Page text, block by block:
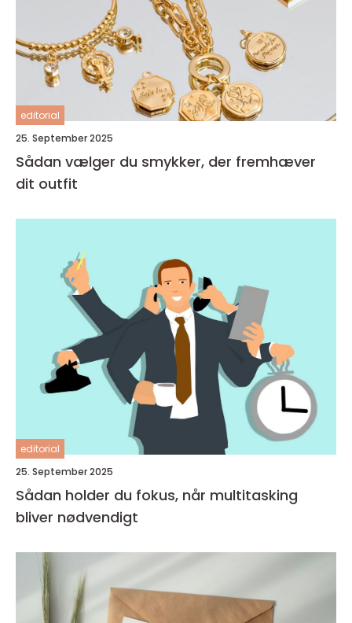
editorial
25. September 2025
Sådan vælger du smykker, der fremhæver
dit outfit
editorial
25. September 2025
Sådan holder du fokus, når multitasking
bliver nødvendigt